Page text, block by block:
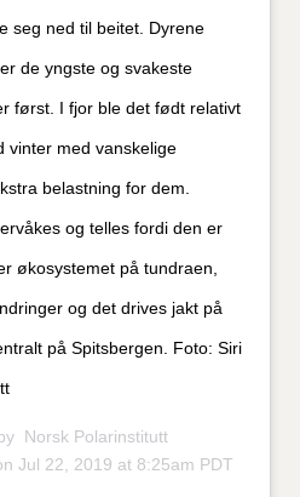
seg ned til beitet. Dyrene
de yngste og svakeste
først. I fjor ble det født relativt
vinter med vanskelige
belastning for dem.
og telles fordi den er
økosystemet på tundraen,
og det drives jakt på
på Spitsbergen. Foto: Siri
Norsk Polarinstitutt
Jul 22, 2019 at 8:25am PDT